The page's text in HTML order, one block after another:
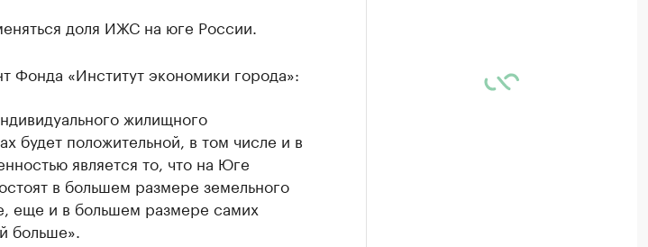
доля ИЖС на юге России.
Фонда «Институт экономики города»:
жилищного
будет положительной, в том числе и в
является то, что на Юге
в большем размере земельного
еще и в большем размере самих
больше».